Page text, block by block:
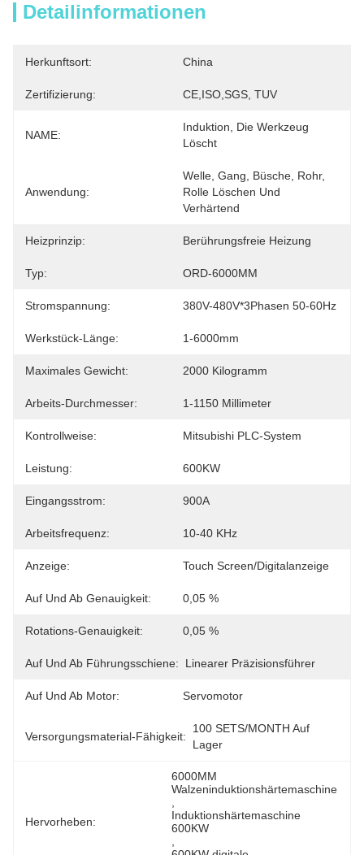
Detailinformationen
Herkunftsort: China
Zertifizierung: CE,ISO,SGS, TUV
NAME:
Induktion, Die Werkzeug
Löscht
Anwendung:
Welle, Gang, Büsche, Rohr,
Rolle Löschen Und
Verhärtend
Heizprinzip: Berührungsfreie Heizung
Typ: ORD-6000MM
Stromspannung: 380V-480V*3Phasen 50-60Hz
Werkstück-Länge: 1-6000mm
Maximales Gewicht: 2000 Kilogramm
Arbeits-Durchmesser: 1-1150 Millimeter
Kontrollweise: Mitsubishi PLC-System
Leistung: 600KW
Eingangsstrom: 900A
Arbeitsfrequenz: 10-40 KHz
Anzeige: Touch Screen/Digitalanzeige
Auf Und Ab Genauigkeit: 0,05 %
Rotations-Genauigkeit: 0,05 %
Auf Und Ab Führungsschiene: Linearer Präzisionsführer
Auf Und Ab Motor: Servomotor
Versorgungsmaterial-Fähigkeit:
100 SETS/MONTH Auf
Lager
Hervorheben:
6000MM
Walzeninduktionshärtemaschine
Induktionshärtemaschine
600KW